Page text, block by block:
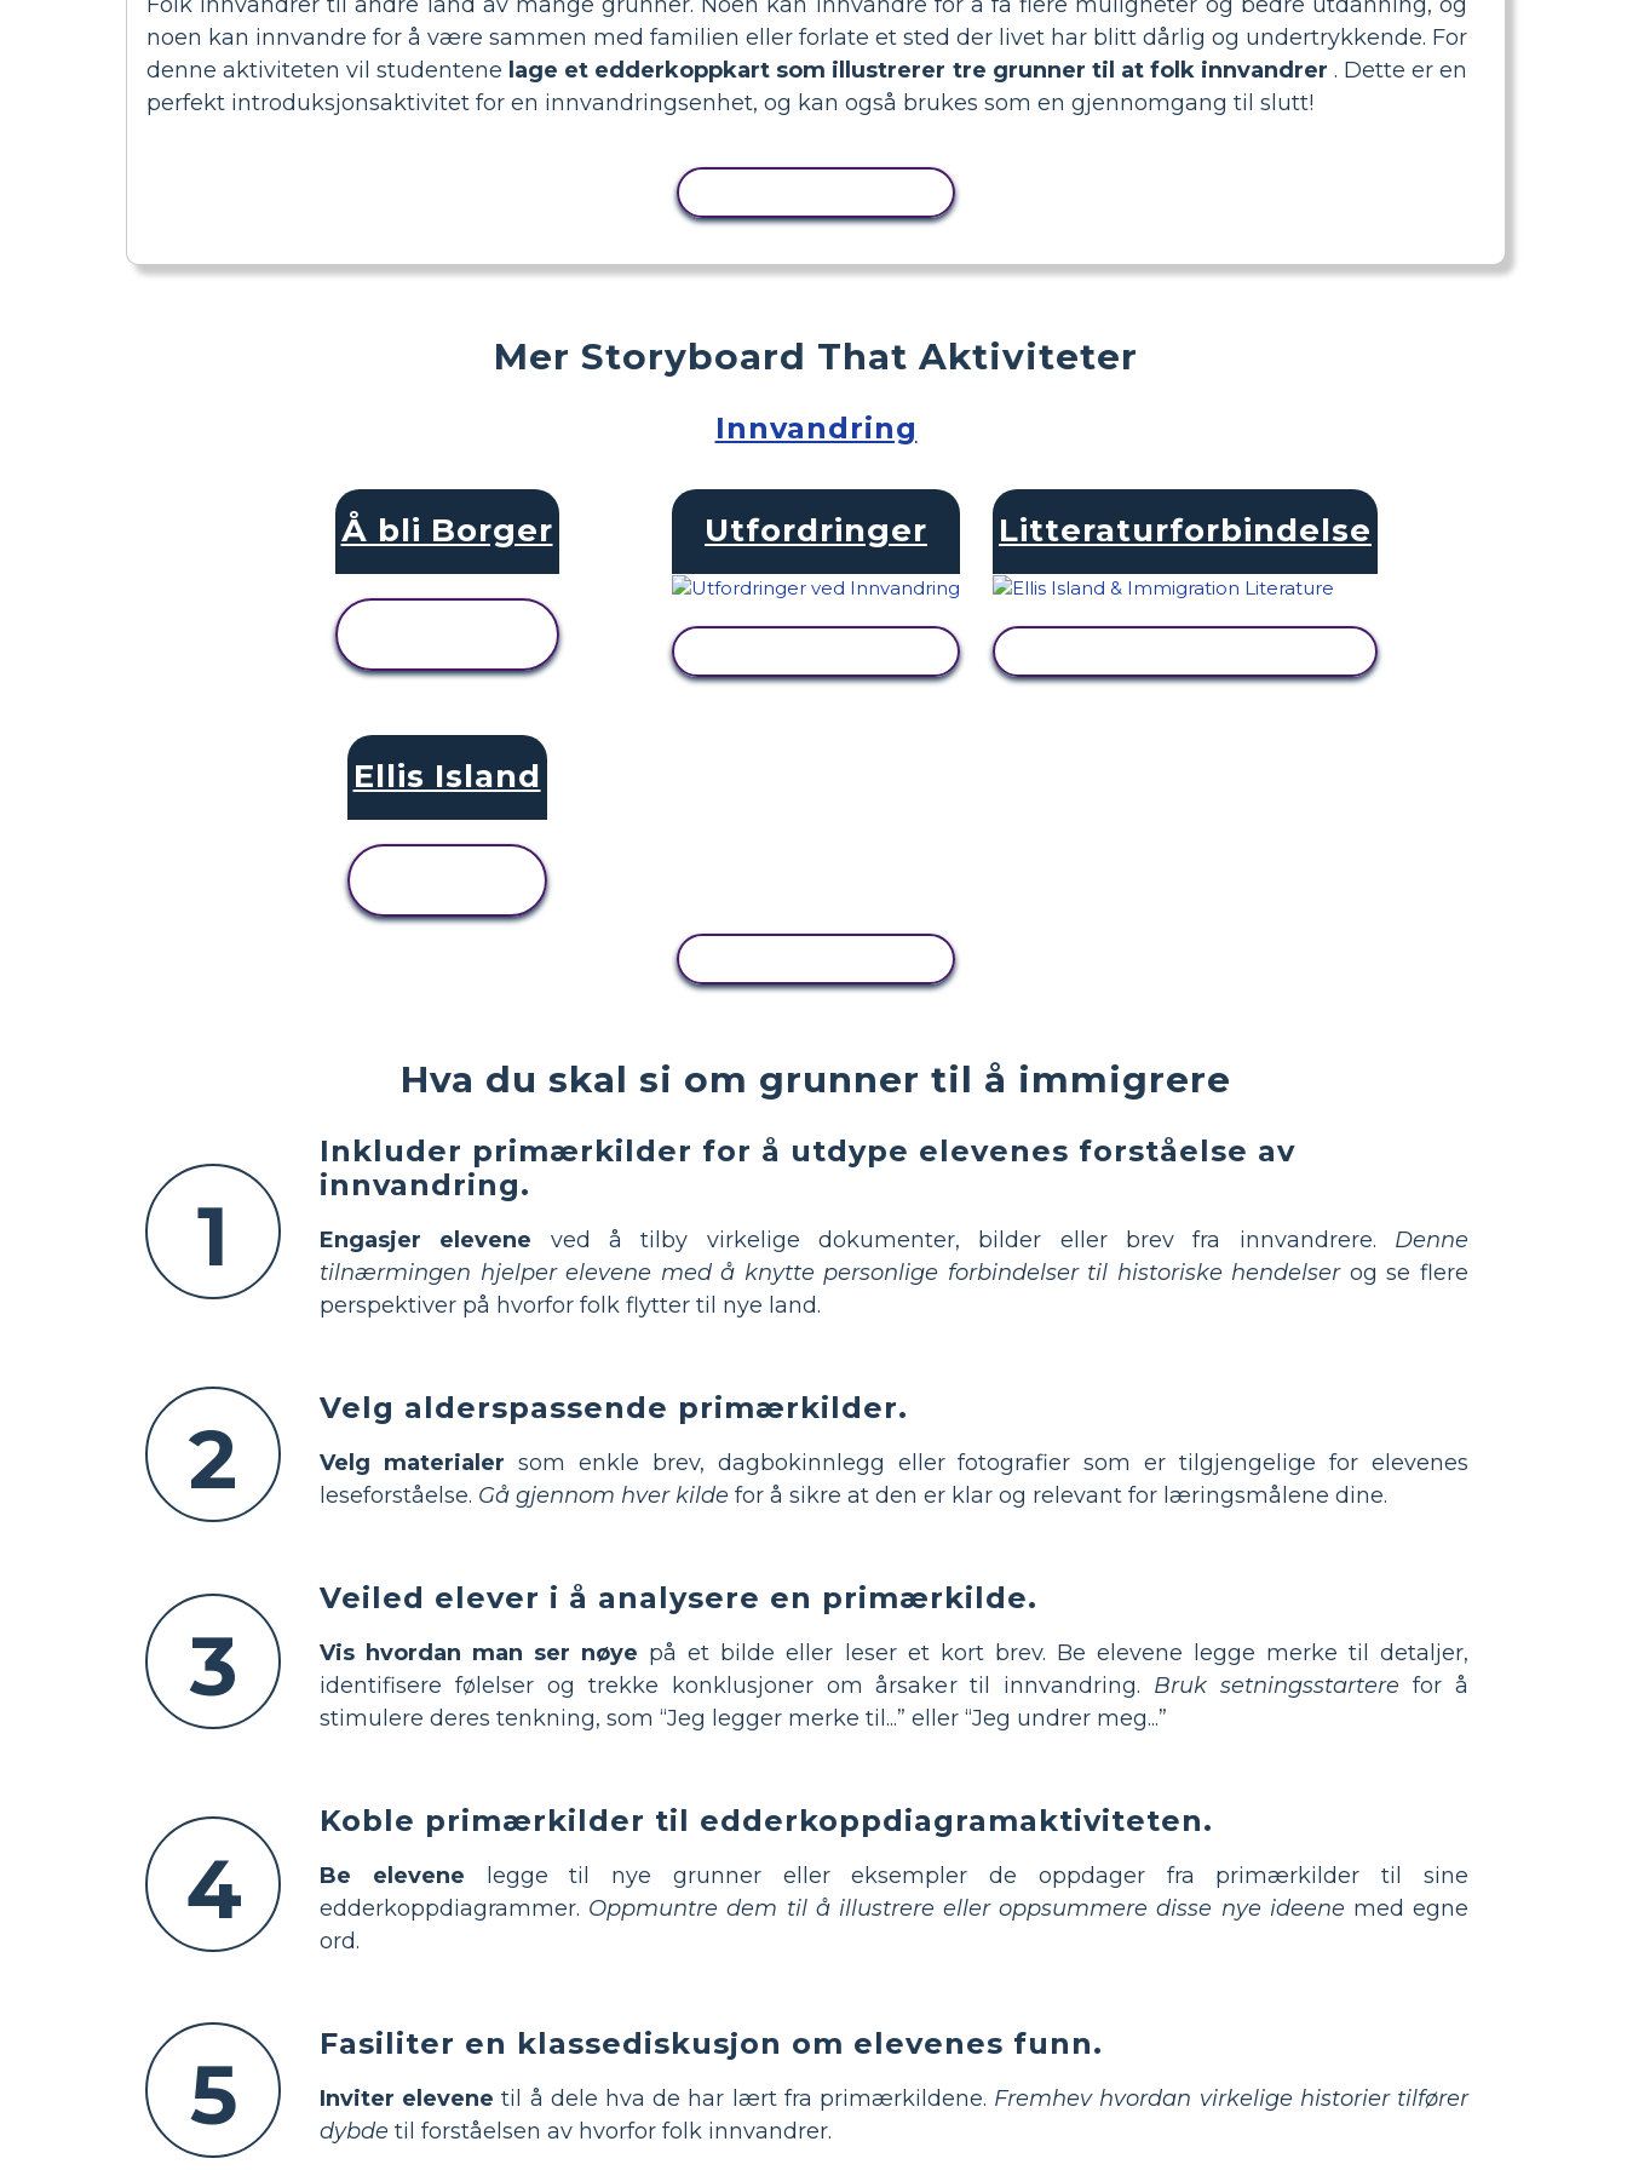
noen kan innvandre for å være sammen med familien eller forlate et sted der livet har blitt dårlig og undertrykkende. For
denne aktiviteten vil studentene lage et edderkoppkart som illustrerer tre grunner til at folk innvandrer . Dette er en
perfekt introduksjonsaktivitet for en innvandringsenhet, og kan også brukes som en gjennomgang til slutt!
Hva du skal si om grunner til å immigrere
1
Inkluder primærkilder for å utdype elevenes forståelse av
innvandring.
Engasjer elevene ved å tilby virkelige dokumenter, bilder eller brev fra innvandrere. Denne
tilnærmingen hjelper elevene med å knytte personlige forbindelser til historiske hendelserog se flere
perspektiver på hvorfor folk flytter til nye land.
2
Velg alderspassende primærkilder.
Velg materialer som enkle brev, dagbokinnlegg eller fotografier som er tilgjengelige for elevenes
leseforståelse. Gå gjennom hver kilde for å sikre at den er klar og relevant for læringsmålene dine.
3
Veiled elever i å analysere en primærkilde.
Vis hvordan man ser nøye på et bilde eller leser et kort brev. Be elevene legge merke til detaljer,
identifisere følelser og trekke konklusjoner om årsaker til innvandring. Bruk setningsstartere for å
stimulere deres tenkning, som “Jeg legger merke til...” eller “Jeg undrer meg...”
4
Koble primærkilder til edderkoppdiagramaktiviteten.
Be elevene legge til nye grunner eller eksempler de oppdager fra primærkilder til sine
edderkoppdiagrammer. Oppmuntre dem til å illustrere eller oppsummere disse nye ideene med egne
ord.
5
Fasiliter en klassediskusjon om elevenes funn.
Inviter elevene til å dele hva de har lært fra primærkildene. Fremhev hvordan virkelige historier tilfører
dybde til forståelsen av hvorfor folk innvandrer.
Mer Storyboard That Aktiviteter
Innvandring
Å bli Borger Utfordringer Litteraturforbindelse
Ellis Island